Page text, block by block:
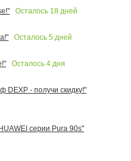
Осталось 18 дней
Осталось 5 дней
Осталось 4 дня
DEXP - получи скидку!"
серии Pura 90s"